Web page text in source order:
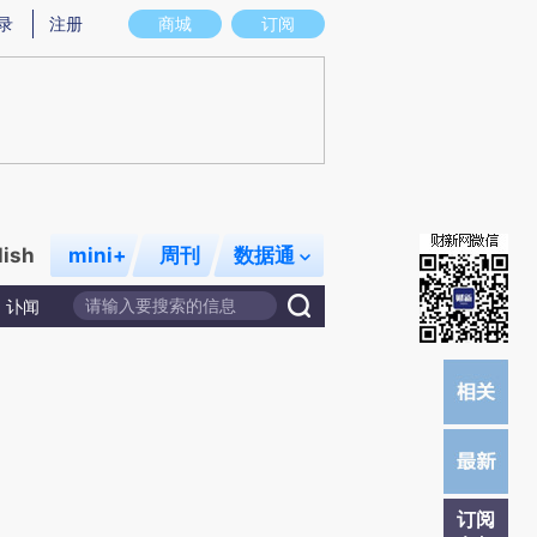
商城 订阅
注册
mini+ 周刊 数据通
讣闻
订阅